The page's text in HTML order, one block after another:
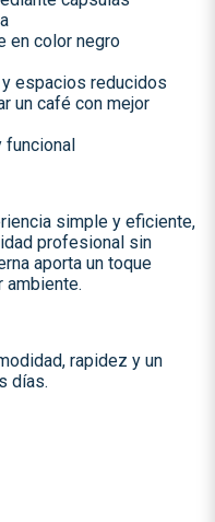
en color negro
espacios reducidos
un café con mejor
funcional
simple y eficiente,
profesional sin
aporta un toque
ambiente.
rapidez y un
días.